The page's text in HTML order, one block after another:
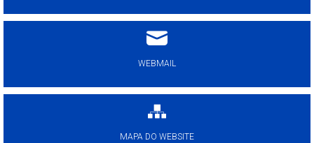
WEBMAIL
MAPA DO WEBSITE